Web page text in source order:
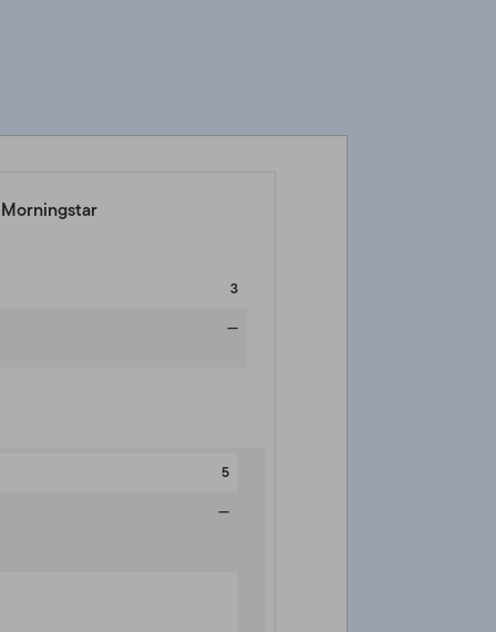
3
—
5
—